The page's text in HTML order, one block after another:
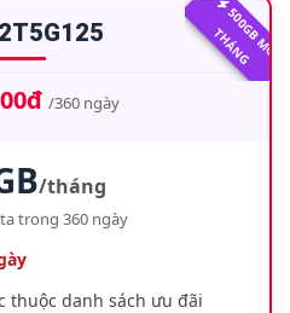
5
0
0
G
B
M
Ỗ
I
T
H
Á
N
G
/360 ngày
/tháng
trong 360 ngày
thuộc danh sách ưu đãi